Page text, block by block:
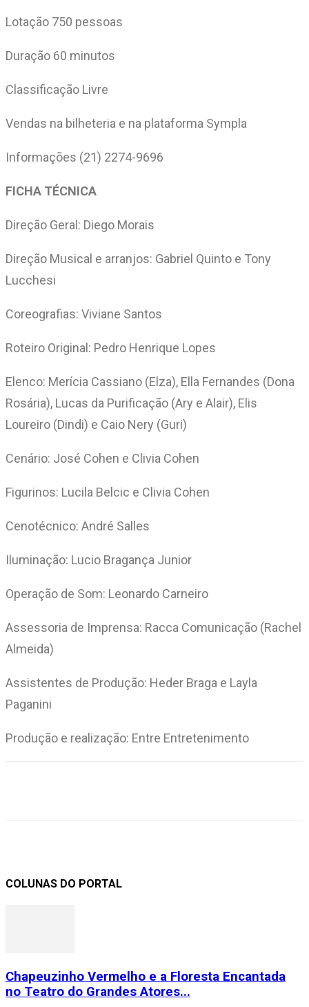
Lotação 750 pessoas
Duração 60 minutos
Classificação Livre
Vendas na bilheteria e na plataforma Sympla
Informações (21) 2274-9696
FICHA TÉCNICA
Direção Geral: Diego Morais
Direção Musical e arranjos: Gabriel Quinto e Tony
Lucchesi
Coreografias: Viviane Santos
Roteiro Original: Pedro Henrique Lopes
Elenco: Merícia Cassiano (Elza), Ella Fernandes (Dona
Rosária), Lucas da Purificação (Ary e Alair), Elis
Loureiro (Dindi) e Caio Nery (Guri)
Cenário: José Cohen e Clivia Cohen
Figurinos: Lucila Belcic e Clivia Cohen
Cenotécnico: André Salles
Iluminação: Lucio Bragança Junior
Operação de Som: Leonardo Carneiro
Assessoria de Imprensa: Racca Comunicação (Rachel
Almeida)
Assistentes de Produção: Heder Braga e Layla
Paganini
Produção e realização: Entre Entretenimento
COLUNAS DO PORTAL
Chapeuzinho Vermelho e a Floresta Encantada
no Teatro do Grandes Atores...